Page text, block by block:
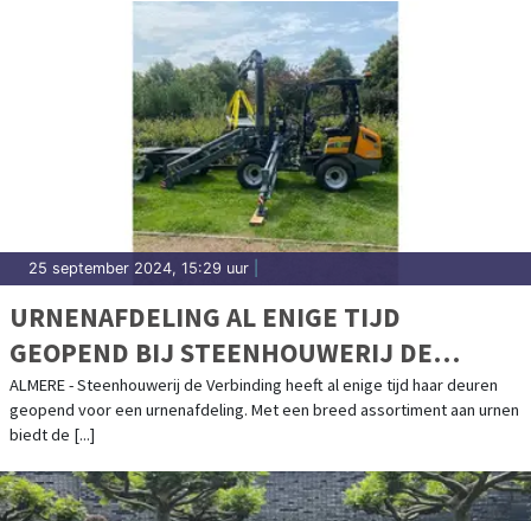
25 september 2024, 15:29 uur
URNENAFDELING AL ENIGE TIJD
GEOPEND BIJ STEENHOUWERIJ DE
VERBINDING
ALMERE - Steenhouwerij de Verbinding heeft al enige tijd haar deuren
geopend voor een urnenafdeling. Met een breed assortiment aan urnen
biedt de [...]